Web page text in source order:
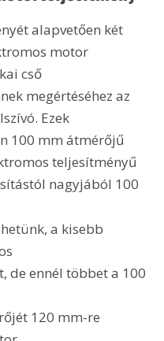
alapvetően két
motor
cső
megértéséhez az
Ezek
100 mm átmérőjű
teljesítményű
nagyjából 100
a kisebb
de ennél többet a 100
120 mm-re